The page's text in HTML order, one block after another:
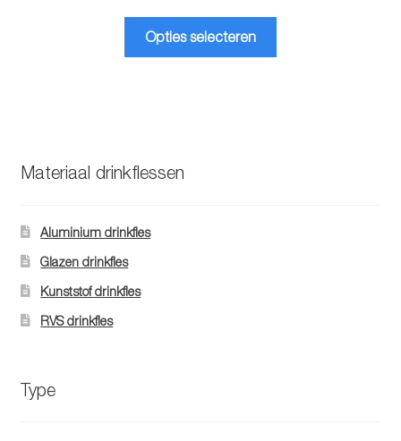
Opties selecteren
Materiaal drinkflessen
Aluminium drinkfles
Glazen drinkfles
Kunststof drinkfles
RVS drinkfles
Type